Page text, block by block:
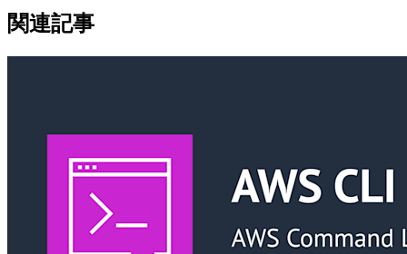
関連記事